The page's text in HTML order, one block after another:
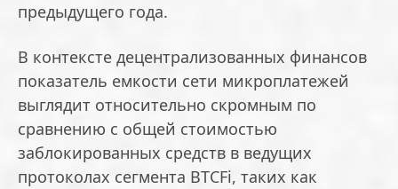
предыдущего года.
В контексте децентрализованных финансов
показатель емкости сети микроплатежей
выглядит относительно скромным по
сравнению с общей стоимостью
заблокированных средств в ведущих
протоколах сегмента BTCFi, таких как